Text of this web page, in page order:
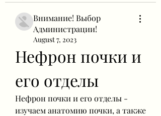
Внимание! Выбор
Администрации!
August 7, 2023
Нефрон почки и
его отделы
Нефрон почки и его отделы -
изучаем анатомию почки, а также